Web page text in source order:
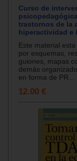
Curso de
trastornos de la
hiperactividad e
Este material
por esquemas,
guiones, mapas
demás
en forma de PR...
12.00 €